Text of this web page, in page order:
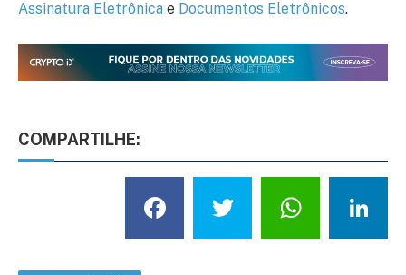
Assinatura Eletrônica e Documentos Eletrônicos.
COMPARTILHE:
Facebook
Twitter